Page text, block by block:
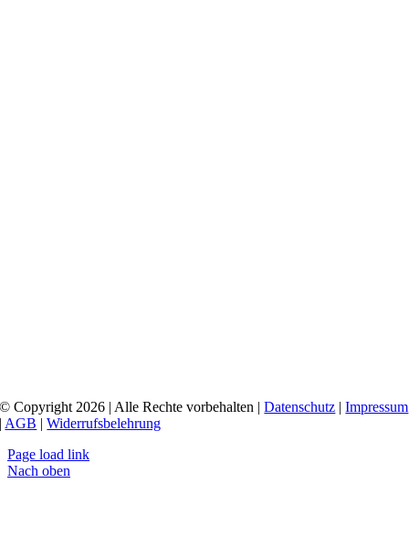
© Copyright 2026 | Alle Rechte vorbehalten |Datenschutz |Impressum
| AGB |Widerrufsbelehrung
Page load link
Nach oben